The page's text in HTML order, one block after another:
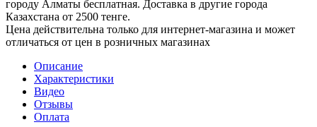
городу Алматы бесплатная. Доставка в другие города
Казахстана от 2500 тенге.
Цена действительна только для интернет-магазина и может
отличаться от цен в розничных магазинах
Описание
Характеристики
Видео
Отзывы
Оплата